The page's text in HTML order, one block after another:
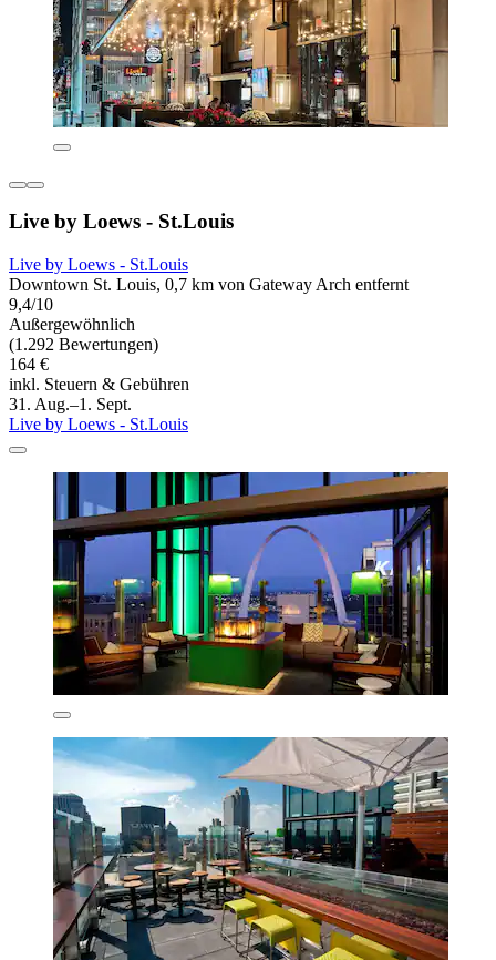
Live by Loews - St.Louis
Live by Loews - St.Louis
Downtown St. Louis, 0,7 km von Gateway Arch entfernt
9,4/10
Außergewöhnlich
(1.292 Bewertungen)
164 €
inkl. Steuern & Gebühren
31. Aug.–1. Sept.
Live by Loews - St.Louis